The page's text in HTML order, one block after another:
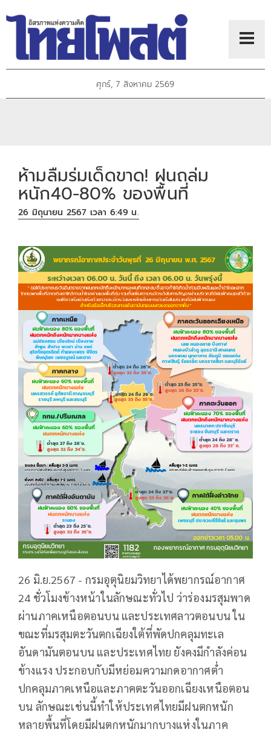
ศุกร์, 7 สิงหาคม 2569
ห้ามลืมร่มเด็ดขาด! ฝนถล่ม
หนัก40-80% ของพื้นที่
26 มิถุนายน 2567 เวลา 6:49 น.
26 มิ.ย.2567 - กรมอุตุนิยมวิทยาได้พยากรณ์อากาศ
24 ชั่วโมงข้างหน้าในลักษณะทั่วไป ว่าร่องมรสุมพาด
ผ่านภาคเหนือตอนบน และประเทศลาวตอนบน ใน
ขณะที่มรสุมตะวันตกเฉียงใต้ที่พัดปกคลุมทะเล
อันดามันตอนบน และประเทศไทย ยังคงมีกำลังค่อน
ข้างแรง ประกอบกับมีหย่อมความกดอากาศต่ำ
ปกคลุมภาคเหนือและภาคตะวันออกเฉียงเหนือตอน
บน ลักษณะเช่นนี้ทำให้ประเทศไทยมีฝนตกหนัก
หลายพื้นที่โดยมีฝนตกหนักมากบางแห่งในภาค